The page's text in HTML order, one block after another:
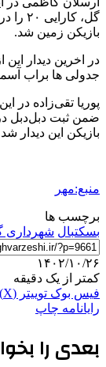
گل،
بازیکن زمین شد.
در اخرین دیدار این
جدولی ها براب آسمان
بازیکن این دیدار
منبع:مهر
برچسب ها
بسکتبال شهرداری
۱۴۰۲/۱۰/۲۶
کمتر از یک دقیقه
فیس بوک توییتر (X)
رایانامه چاپ
بعدی را